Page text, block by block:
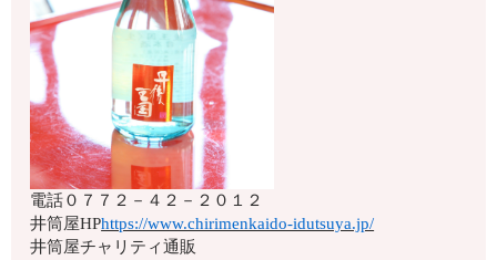
電話０７７２－４２－２０１２
井筒屋HPhttps://www.chirimenkaido-idutsuya.jp/
井筒屋チャリティ通販